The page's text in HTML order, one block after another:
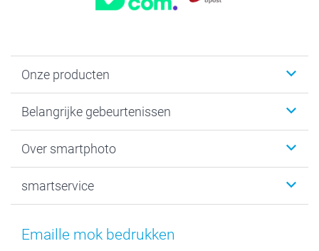
Onze producten
Fotogeschenken
Fotoprints, Fotoposter & Fotoalbum met fotoprints
MyNameBook
Stickers en Etiketten
Belangrijke gebeurtenissen
Baby
Communie- en Lentefeest
Geschenken voor hem
Over smartphoto
Duurzaamheid
Voorwaarden
smartservice
smartgarantie
Emaille mok bedrukken